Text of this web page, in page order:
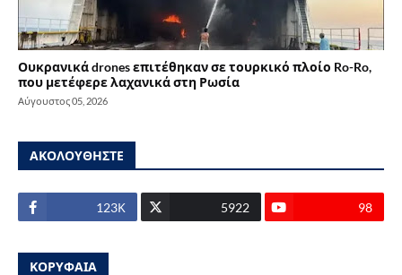
Ουκρανικά drones επιτέθηκαν σε τουρκικό πλοίο Ro-Ro,
που μετέφερε λαχανικά στη Ρωσία
Αύγουστος 05, 2026
ΑΚΟΛΟΥΘΗΣΤΕ
123Κ 5922 98
ΚΟΡΥΦΑΙΑ